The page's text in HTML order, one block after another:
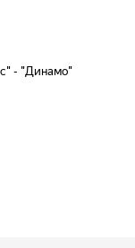
- "Динамо"